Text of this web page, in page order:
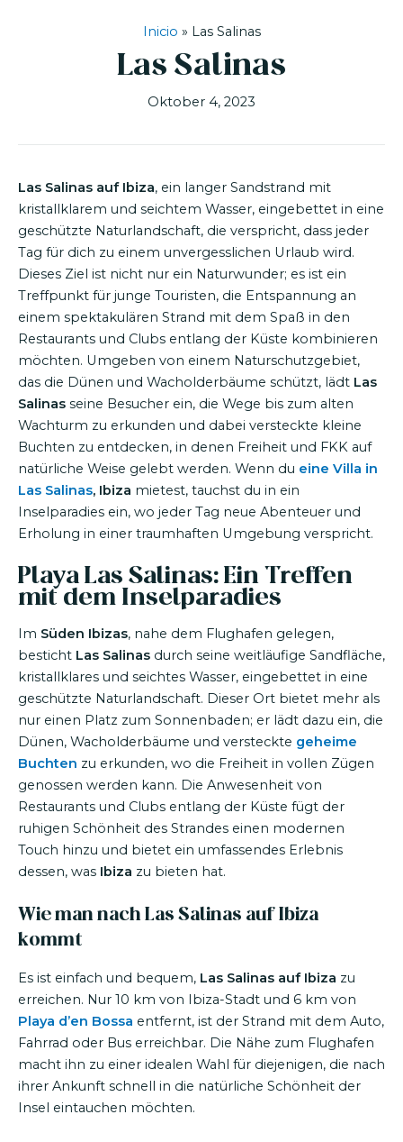
Inicio » Las Salinas
Las Salinas
Oktober 4, 2023
Las Salinas auf Ibiza, ein langer Sandstrand mit
kristallklarem und seichtem Wasser, eingebettet in eine
geschützte Naturlandschaft, die verspricht, dass jeder
Tag für dich zu einem unvergesslichen Urlaub wird.
Dieses Ziel ist nicht nur ein Naturwunder; es ist ein
Treffpunkt für junge Touristen, die Entspannung an
einem spektakulären Strand mit dem Spaß in den
Restaurants und Clubs entlang der Küste kombinieren
möchten. Umgeben von einem Naturschutzgebiet,
das die Dünen und Wacholderbäume schützt, lädt Las
Salinas seine Besucher ein, die Wege bis zum alten
Wachturm zu erkunden und dabei versteckte kleine
Buchten zu entdecken, in denen Freiheit und FKK auf
natürliche Weise gelebt werden. Wenn du eine Villa in
Las Salinas, Ibiza mietest, tauchst du in ein
Inselparadies ein, wo jeder Tag neue Abenteuer und
Erholung in einer traumhaften Umgebung verspricht.
Playa Las Salinas: Ein Treffen
mit dem Inselparadies
Im Süden Ibizas, nahe dem Flughafen gelegen,
besticht Las Salinas durch seine weitläufige Sandfläche,
kristallklares und seichtes Wasser, eingebettet in eine
geschützte Naturlandschaft. Dieser Ort bietet mehr als
nur einen Platz zum Sonnenbaden; er lädt dazu ein, die
Dünen, Wacholderbäume und versteckte geheime
Buchten zu erkunden, wo die Freiheit in vollen Zügen
genossen werden kann. Die Anwesenheit von
Restaurants und Clubs entlang der Küste fügt der
ruhigen Schönheit des Strandes einen modernen
Touch hinzu und bietet ein umfassendes Erlebnis
dessen, was Ibiza zu bieten hat.
Wie man nach Las Salinas auf Ibiza
kommt
Es ist einfach und bequem, Las Salinas auf Ibiza zu
erreichen. Nur 10 km von Ibiza-Stadt und 6 km von
Playa d’en Bossa entfernt, ist der Strand mit dem Auto,
Fahrrad oder Bus erreichbar. Die Nähe zum Flughafen
macht ihn zu einer idealen Wahl für diejenigen, die nach
ihrer Ankunft schnell in die natürliche Schönheit der
Insel eintauchen möchten.